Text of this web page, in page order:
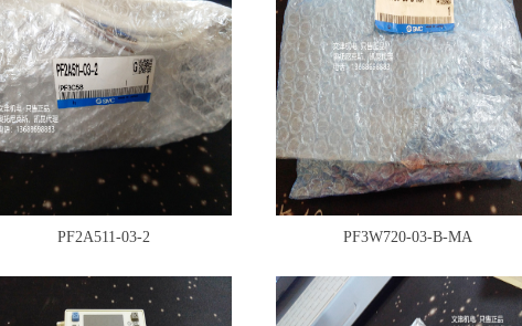
PF2A511-03-2 PF3W720-03-B-MA